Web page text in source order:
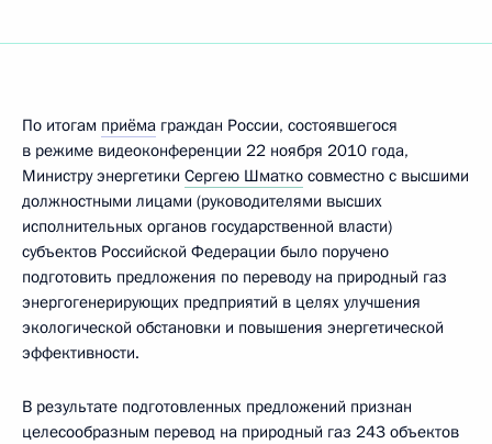
По итогам приёма граждан России, состоявшегося
в режиме видеоконференции 22 ноября 2010 года,
Министру энергетики Сергею Шматко совместно с высшими
должностными лицами (руководителями высших
исполнительных органов государственной власти)
субъектов Российской Федерации было поручено
подготовить предложения по переводу на природный газ
энергогенерирующих предприятий в целях улучшения
экологической обстановки и повышения энергетической
эффективности.
В результате подготовленных предложений признан
целесообразным перевод на природный газ 243 объектов